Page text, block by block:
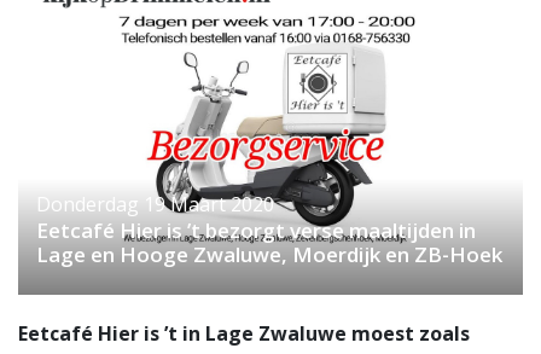
Donderdag 19 Maart 2020
Eetcafé Hier is ’t bezorgt verse maaltijden in
Lage en Hooge Zwaluwe, Moerdijk en ZB-Hoek
Eetcafé Hier is ’t in Lage Zwaluwe moest zoals